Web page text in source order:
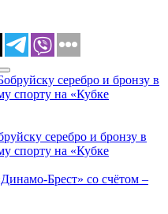
серебро и бронзу в
спорту на «Кубке